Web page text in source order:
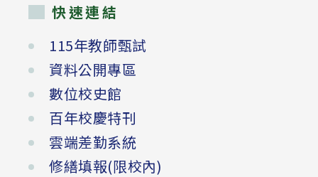
快速連結
115年教師甄試
資料公開專區
數位校史館
百年校慶特刊
雲端差勤系統
修繕填報(限校內)